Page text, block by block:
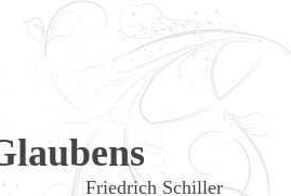
Friedrich Schiller